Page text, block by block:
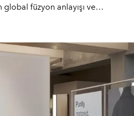
füzyon anlayışı ve